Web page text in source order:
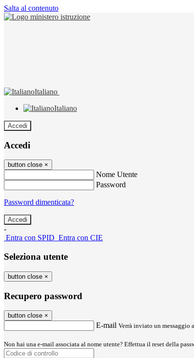
Salta al contenuto
Italiano
Italiano
Accedi
Accedi
button close ×
Nome Utente
Password
Password dimenticata?
-
Entra con SPID Entra con CIE
Seleziona utente
button close ×
Recupero password
button close ×
E-mail Verrà inviato un
Non hai una e-mail associata al nome utente? Effettua il reset della